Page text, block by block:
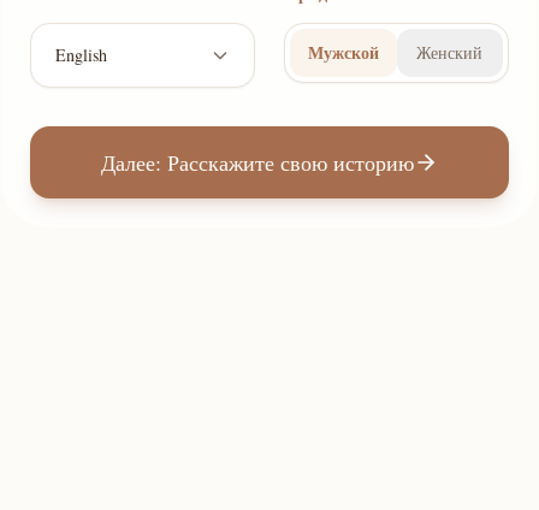
English Мужской Женский
Далее: Расскажите свою историю